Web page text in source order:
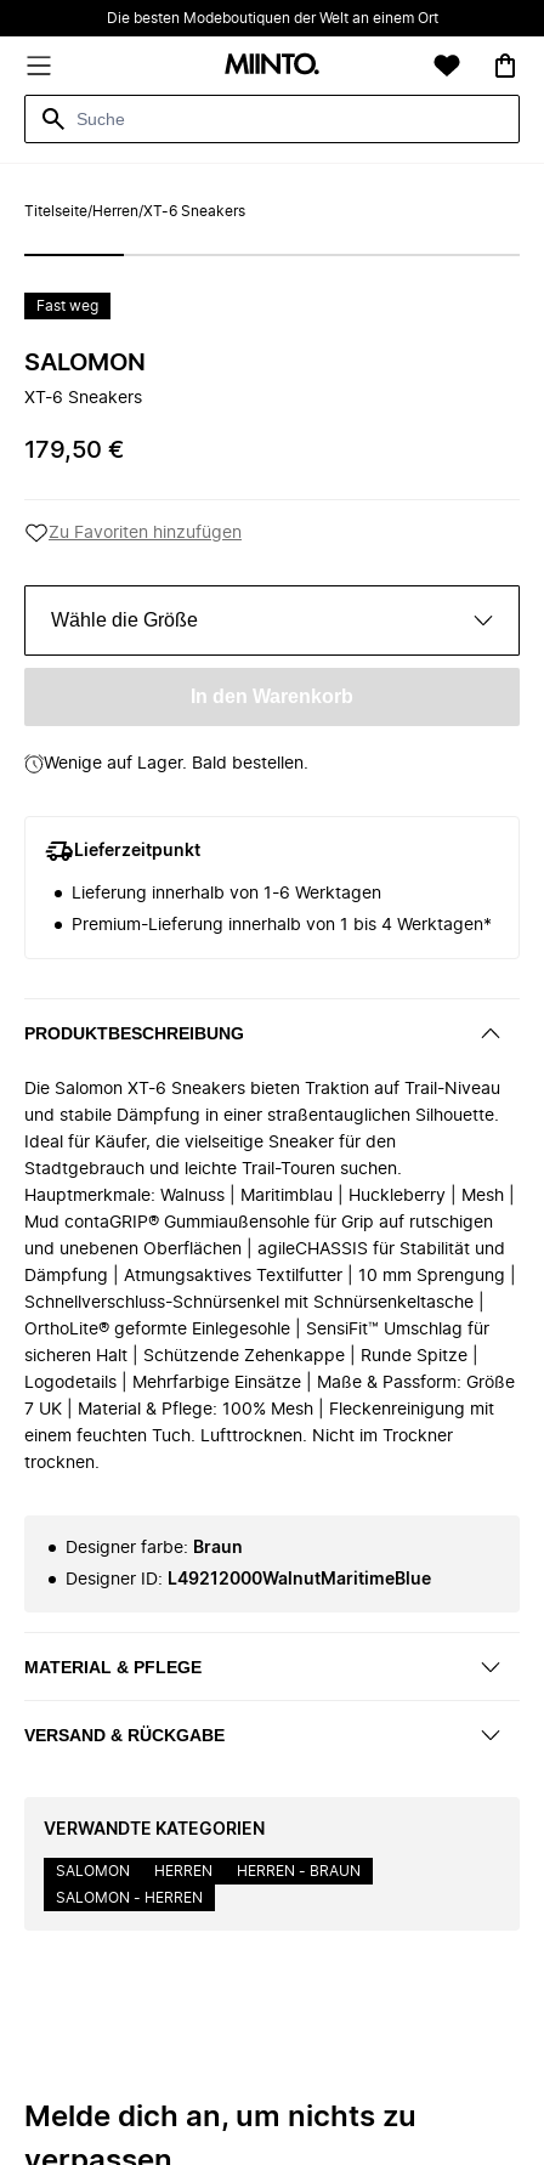
Die besten Modeboutiquen der Welt an einem Ort
Titelseite/Herren/XT-6 Sneakers
Fast weg
SALOMON
XT-6 Sneakers
179,50 €
Zu Favoriten hinzufügen
Wähle die Größe
In den Warenkorb
Wenige auf Lager. Bald bestellen.
Lieferzeitpunkt
Lieferung innerhalb von 1-6 Werktagen
Premium-Lieferung innerhalb von 1 bis 4 Werktagen*
PRODUKTBESCHREIBUNG
Die Salomon XT-6 Sneakers bieten Traktion auf Trail-Niveau
und stabile Dämpfung in einer straßentauglichen Silhouette.
Ideal für Käufer, die vielseitige Sneaker für den
Stadtgebrauch und leichte Trail-Touren suchen.
Hauptmerkmale: Walnuss | Maritimblau | Huckleberry | Mesh |
Mud contaGRIP® Gummiaußensohle für Grip auf rutschigen
und unebenen Oberflächen | agileCHASSIS für Stabilität und
Dämpfung | Atmungsaktives Textilfutter | 10 mm Sprengung |
Schnellverschluss-Schnürsenkel mit Schnürsenkeltasche |
OrthoLite® geformte Einlegesohle | SensiFit™ Umschlag für
sicheren Halt | Schützende Zehenkappe | Runde Spitze |
Logodetails | Mehrfarbige Einsätze | Maße & Passform: Größe
7 UK | Material & Pflege: 100% Mesh | Fleckenreinigung mit
einem feuchten Tuch. Lufttrocknen. Nicht im Trockner
trocknen.
Designer farbe: Braun
Designer ID: L49212000WalnutMaritimeBlue
MATERIAL & PFLEGE
VERSAND & RÜCKGABE
VERWANDTE KATEGORIEN
SALOMON HERREN
HERREN - BRAUN
SALOMON - HERREN
Melde dich an, um nichts zu